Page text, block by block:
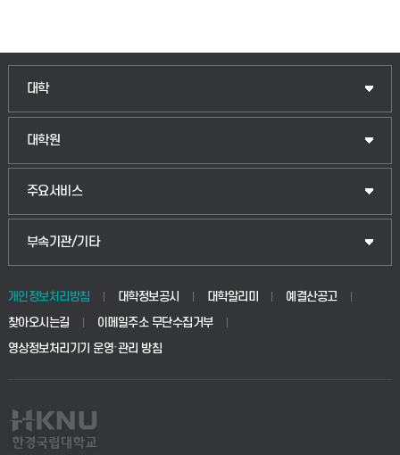
대학
인문융합공공인재학부
법경영학부
생명공학부
사회안전시스템공학부
대학원
일반대학원
산업대학원
공공정책대학원
교육대학원
주요서비스
입학안내
웹메일
학사시스템(전문학사 및 전공심화)
사이버캠퍼스(전문학사 및 전공심화)
부속기관/기타
중앙도서관
학생생활관(안성)
산학협력단
개인정보처리방침 대학정보공시 대학알리미
예결산공고
찾아오시는길
이메일주소 무단수집거부
영상정보처리기기 운영·관리 방침